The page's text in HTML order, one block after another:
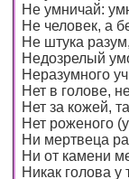
Не умничай:
Не человек, а
Не штука
Недозрелый
Неразумного
Нет в голове,
Нет за кожей,
Нет роженого
Ни мертвеца
Ни от камени
Никак голова у